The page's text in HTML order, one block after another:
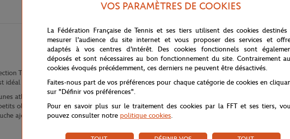
Tricolore Roland Garros est conçu pour offrir un maximum de confort et de style aux
idéal pour les entraînements et les matchs.
athlètes, offrant à la fois une grande liberté de mouvement et une respirabilité optimale
objets personnels, tandis que le cordon de serrage assure un ajustement parfait et
ajoutent une touche de prestige et d'élégance à ce vêtement sportif.
VOS PARAMÈTRES DE COOKIES
La Fédération Française de Tennis et ses tiers utilisent des cookies destinés
mesurer l'audience du site internet et vous proposer des services et
adaptés à vos centres d'intérêt. Des cookies fonctionnels sont
déposés et sont nécessaires au bon fonctionnement du site. Contrairement
cookies évoqués précédemment, ces derniers ne peuvent être désactivés.
Faites-nous part de vos préférences pour chaque catégorie de cookies en
sur "Définir vos préférences".
Pour en savoir plus sur le traitement des cookies par la FFT et ses tiers,
pouvez consulter notre politique cookies.